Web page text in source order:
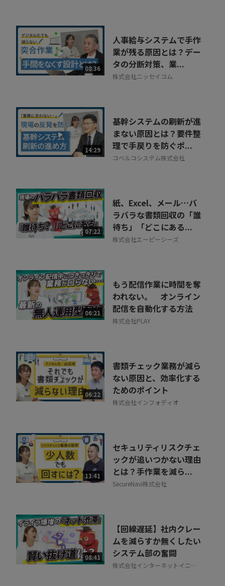
08:36
人事給与システムで手作
業が残る原因とは？デー
タの分断対策、業...
株式会社ニッセイコム
14:29
基幹システムの刷新が進
まない原因とは？要件整
理で手戻りを防ぐポ...
コベルコシステム株式会社
07:22
紙、Excel、メール…バ
ラバラな書類回収の「誰
待ち」「どこにある...
株式会社エーピーシーズ
06:21
もう配信作業に時間を奪
われない。 オンライン
配信を自動化する方法
株式会社PLAY
06:22
書類チェック業務が減ら
ない原因と、効率化する
ためのポイント
株式会社インフォディオ
13:41
セキュリティリスクチェ
ックが追いつかない理由
とは？手作業を減ら...
SecureNavi株式会社
08:41
【回線遅延】社内クレー
ムを減らすか無くしたい
システム部の奮闘
株式会社インターネットイニシ